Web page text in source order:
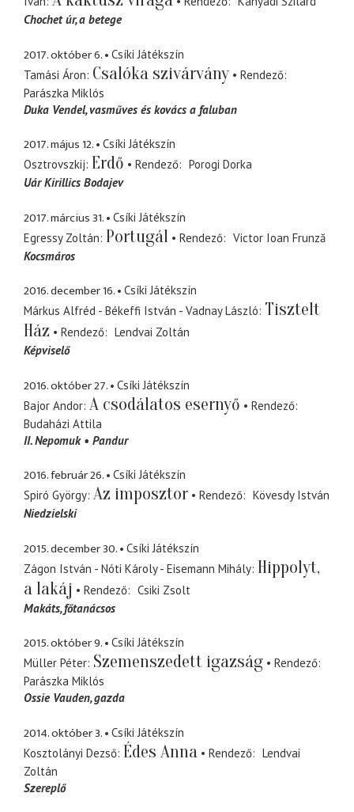
Chochet úr a betege
2017. október 6.
Csíki Játékszín
Tamási Áron Csalóka szivárvány
Rendező
Parászka Miklós
Duka Vendel vasműves és kovács a faluban
2017. május 12.
Csíki Játékszín
Osztrovszkij Erdő Rendező
Porogi Dorka
Uár Kirillics Bodajev
2017. március 31.
Csíki Játékszín
Egressy Zoltán Portugál Rendező
Victor Ioan Frunză
Kocsmáros
2016. december 16.
Csíki Játékszín
Márkus Alfréd - Békeffi István - Vadnay László Tisztelt
Ház
Rendező
Lendvai Zoltán
Képviselő
2016. október 27.
Csíki Játékszín
Bajor Andor A csodálatos esernyő
Rendező
Budaházi Attila
II. Nepomuk
Pandur
2016. február 26.
Csíki Játékszín
Spiró György Az imposztor Rendező
Kövesdy István
Niedzielski
2015. december 30.
Csíki Játékszín
Zágon István - Nóti Károly - Eisemann Mihály Hippolyt,
a lakáj
Rendező
Csiki Zsolt
Makáts főtanácsos
2015. október 9.
Csíki Játékszín
Müller Péter Szemenszedett igazság
Rendező
Parászka Miklós
Ossie Vauden gazda
2014. október 3.
Csíki Játékszín
Kosztolányi Dezső Édes Anna Rendező
Lendvai
Zoltán
Szereplő